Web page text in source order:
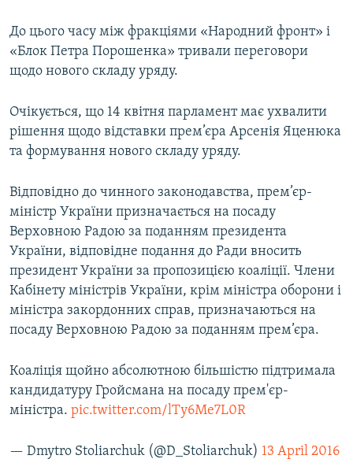
До цього часу між фракціями «Народний фронт» і
«Блок Петра Порошенка» тривали переговори
щодо нового складу уряду.
Очікується, що 14 квітня парламент має ухвалити
рішення щодо відставки прем’єра Арсенія Яценюка
та формування нового складу уряду.
Відповідно до чинного законодавства, прем’єр-
міністр України призначається на посаду
Верховною Радою за поданням президента
України, відповідне подання до Ради вносить
президент України за пропозицією коаліції. Члени
Кабінету міністрів України, крім міністра оборони і
міністра закордонних справ, призначаються на
посаду Верховною Радою за поданням прем’єра.
Коаліція щойно абсолютною більшістю підтримала
кандидатуру Гройсмана на посаду прем'єр-
міністра. pic.twitter.com/lTy6Me7L0R
— Dmytro Stoliarchuk (@D_Stoliarchuk) 13 April 2016